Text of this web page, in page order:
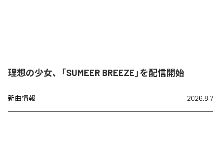
理想の少女、「SUMEER BREEZE」を配信開始
新曲情報 2026.8.7